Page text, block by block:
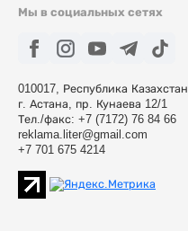
Мы в социальных сетях
010017, Республика Казахстан
г. Астана, пр. Кунаева 12/1
Тел./факс: +7 (7172) 76 84 66
reklama.liter@gmail.com
+7 701 675 4214